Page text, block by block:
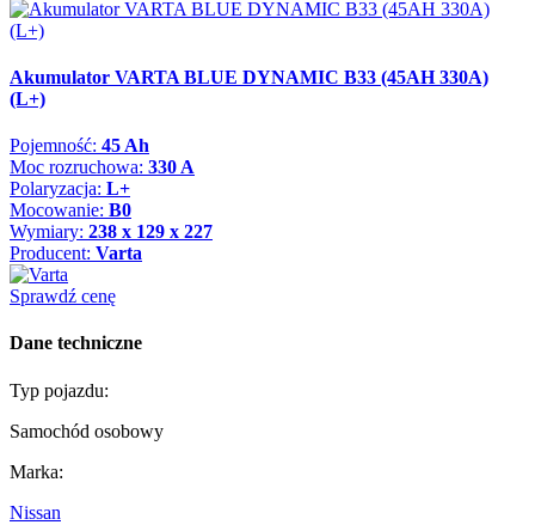
Akumulator VARTA BLUE DYNAMIC B33 (45AH 330A)
(L+)
Pojemność: 45 Ah
Moc rozruchowa: 330 A
Polaryzacja: L+
Mocowanie: B0
Wymiary: 238 x 129 x 227
Producent: Varta
Sprawdź cenę
Dane techniczne
Typ pojazdu:
Samochód osobowy
Marka:
Nissan